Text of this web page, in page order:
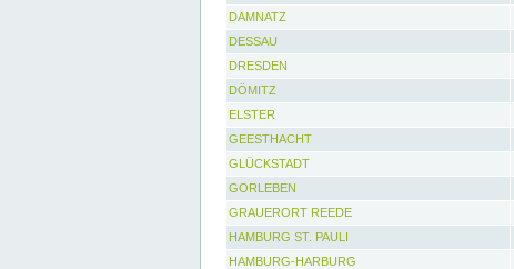
DAMNATZ
DESSAU
DRESDEN
DÖMITZ
ELSTER
GEESTHACHT
GLÜCKSTADT
GORLEBEN
GRAUERORT REEDE
HAMBURG ST. PAULI
HAMBURG-HARBURG